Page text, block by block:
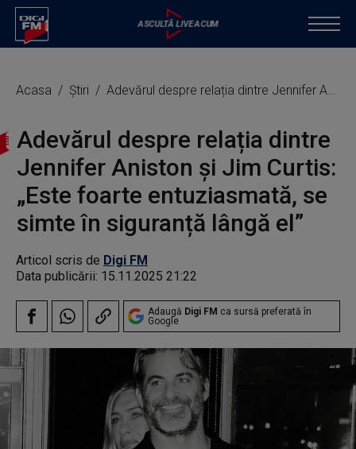
Acasa Știri Adevărul despre relația dintre Jennifer Aniston și Jim Curtis: „Este foarte entuziasmată, se simte în siguranță lângă el”
Adevărul despre relația dintre
Jennifer Aniston și Jim Curtis:
„Este foarte entuziasmată, se
simte în siguranță lângă el”
Articol scris de Digi FM
Data publicării: 15.11.2025 21:22
Adaugă Digi FM ca sursă preferată în
Google